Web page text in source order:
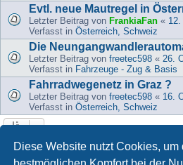
Diese Website nutzt Cookies, um
Evtl. neue Mautregel in
Letzter Beitrag von FrankiaFan «
Verfasst in Österreich, Schweiz
Die
Letzter Beitrag von freetec598 « 26.
Verfasst in Fahrzeuge - Zug & Basis
Fahrradwegenetz in Graz ?
Letzter Beitrag von freetec598 « 16.
Verfasst in Österreich, Schweiz
Die Suche ergab 919 Treffer Seite1
1